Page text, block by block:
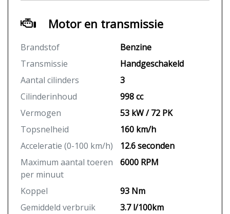
Motor en transmissie
Brandstof
Benzine
Transmissie
Handgeschakeld
Aantal cilinders
3
Cilinderinhoud
998 cc
Vermogen
53 kW / 72 PK
Topsnelheid
160 km/h
Acceleratie (0-100 km/h)
12.6 seconden
Maximum aantal toeren
per minuut
6000 RPM
Koppel
93 Nm
Gemiddeld verbruik
3.7 l/100km